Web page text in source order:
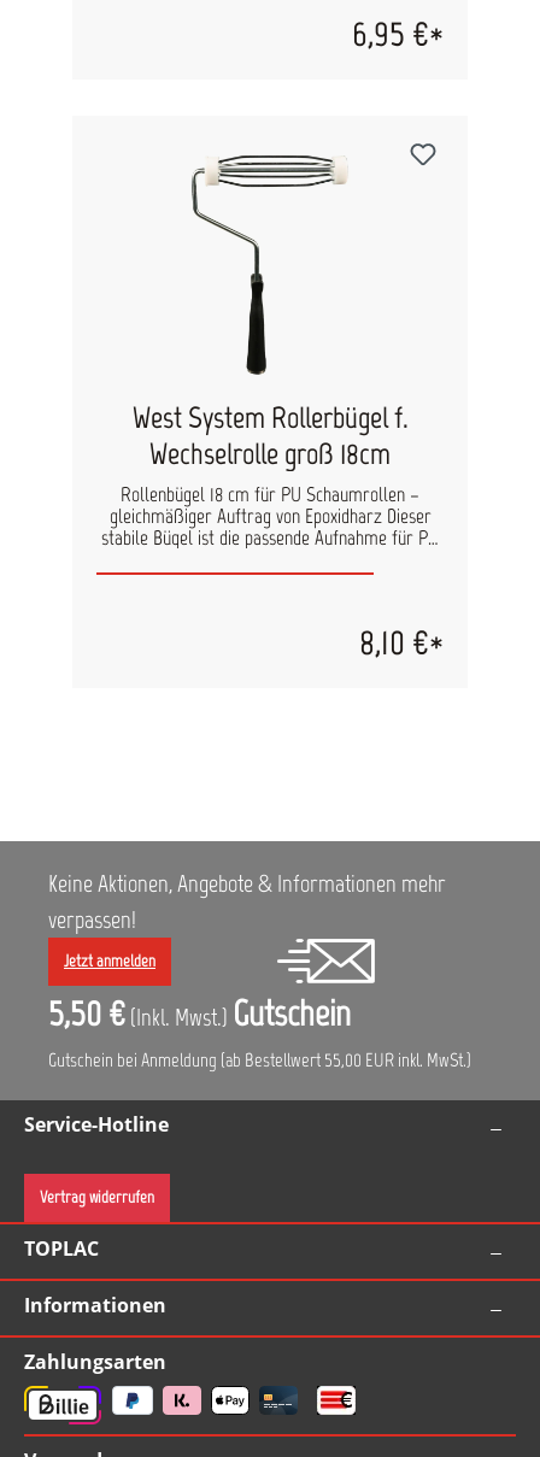
sichere Führung der Rolle und unterstützt
saubere, reproduzierbare
Streifenbildung Stabile Ausführung für sicheren
Halt der Rolle Ergonomische Handhabung für
komfortables Arbeiten Ideal für den Einsatz im
Beschichtungs- und Laminierbereich
Einsatzbereiche Auftragen von Epoxidharz (EP
Harz) Beschichtungsarbeiten im Bootsbau und in
der Industrie Laminier- und
Versiegelungsarbeiten
6,95 €*
West System Rollerbügel f.
Wechselrolle groß 18cm
Rollenbügel 18 cm für PU Schaumrollen –
gleichmäßiger Auftrag von Epoxidharz Dieser
stabile Bügel ist die passende Aufnahme für PU
einen gleichmäßigen und kontrollierten Auftrag
sichere Führung der Rolle und unterstützt
Einsatzbereiche Auftragen von Epoxidharz (EP
der Industrie Laminier- und
8,10 €*
Keine Aktionen, Angebote & Informationen mehr
verpassen!
Jetzt anmelden
5,50 € (Inkl. Mwst.) Gutschein
Gutschein bei Anmeldung (ab Bestellwert 55,00 EUR inkl. MwSt.)
Service-Hotline
Vertrag widerrufen
TOPLAC
Informationen
Zahlungsarten